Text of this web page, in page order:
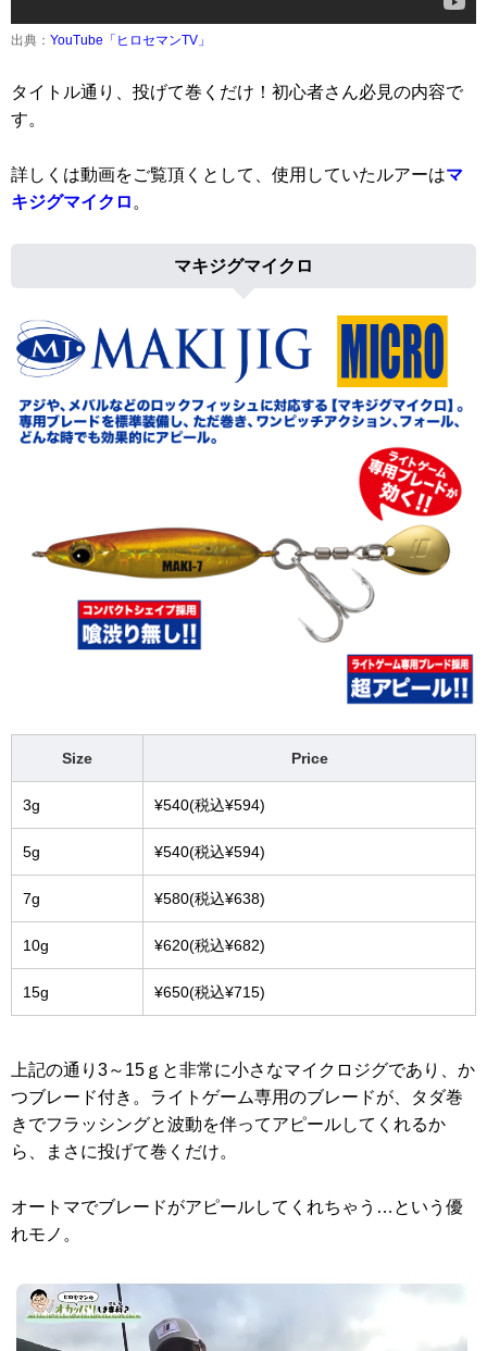
出典： YouTube「ヒロセマンTV」
タイトル通り、投げて巻くだけ！初心者さん必見の内容で
す。
詳しくは動画をご覧頂くとして、使用していたルアーはマ
キジグマイクロ 。
マキジグマイクロ
Size Price
3g ¥540(税込¥594)
5g ¥540(税込¥594)
7g ¥580(税込¥638)
10g ¥620(税込¥682)
15g ¥650(税込¥715)
上記の通り3～15ｇと非常に小さなマイクロジグであり、か
つブレード付き。ライトゲーム専用のブレードが、タダ巻
きでフラッシングと波動を伴ってアピールしてくれるか
ら、まさに投げて巻くだけ。
オートマでブレードがアピールしてくれちゃう…という優
れモノ。